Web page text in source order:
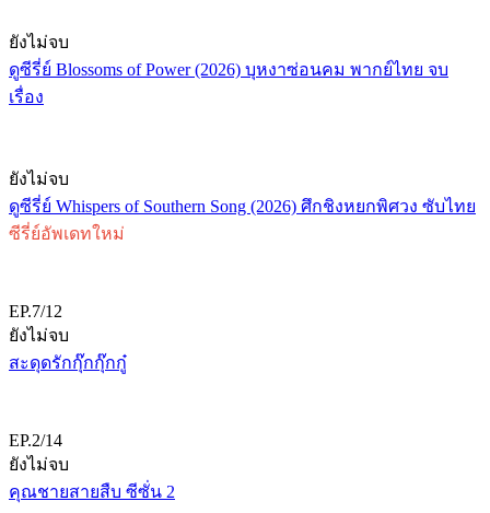
ยังไม่จบ
ดูซีรี่ย์ Blossoms of Power (2026) บุหงาซ่อนคม พากย์ไทย จบ
เรื่อง
ยังไม่จบ
ดูซีรี่ย์ Whispers of Southern Song (2026) ศึกชิงหยกพิศวง ซับไทย
ซีรี่ย์อัพเดทใหม่
EP.7/12
ยังไม่จบ
สะดุดรักกุ๊กกุ๊กกู๋
EP.2/14
ยังไม่จบ
คุณชายสายสืบ ซีซั่น 2